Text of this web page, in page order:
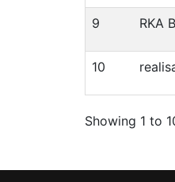
9 RKA
10
Showing 1 to